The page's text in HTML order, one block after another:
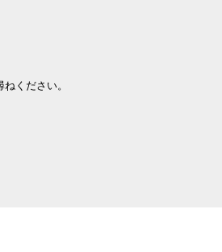
ください。